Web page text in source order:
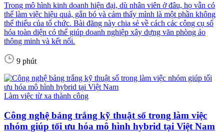
Trong mô hình kinh doanh hiện đại, dù nhân viên ở đâu, họ vẫn có
thể làm việc hiệu quả, gắn bó và cảm thấy mình là một phần không
thể thiếu của tổ chức. Bài đăng này chia sẻ về cách các công cụ số
hóa toàn diện có thể giúp doanh nghiệp xây dựng văn phòng ảo
thông minh và kết nối.
9 phút
Làm việc từ xa thành công
Công nghệ bảng trắng kỹ thuật số trong làm việc
nhóm giúp tối ưu hóa mô hình hybrid tại Việt Nam